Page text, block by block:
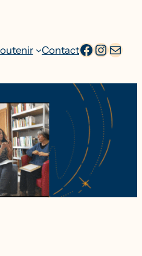
Contactfacebook
Adresse